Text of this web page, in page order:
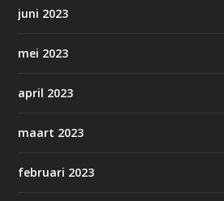
juni 2023
mei 2023
april 2023
maart 2023
februari 2023